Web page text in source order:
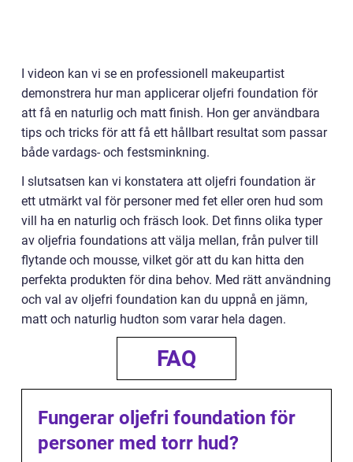
I videon kan vi se en professionell makeupartist
demonstrera hur man applicerar oljefri foundation för
att få en naturlig och matt finish. Hon ger användbara
tips och tricks för att få ett hållbart resultat som passar
både vardags- och festsminkning.
I slutsatsen kan vi konstatera att oljefri foundation är
ett utmärkt val för personer med fet eller oren hud som
vill ha en naturlig och fräsch look. Det finns olika typer
av oljefria foundations att välja mellan, från pulver till
flytande och mousse, vilket gör att du kan hitta den
perfekta produkten för dina behov. Med rätt användning
och val av oljefri foundation kan du uppnå en jämn,
matt och naturlig hudton som varar hela dagen.
FAQ
Fungerar oljefri foundation för
personer med torr hud?